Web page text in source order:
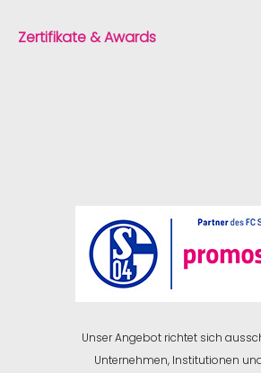
Zertifikate & Awards
Unser Angebot richtet sich
Unternehmen, Institutionen